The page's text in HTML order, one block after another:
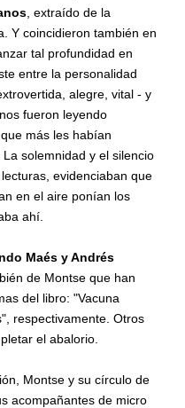
, extraído de la
Y coincidieron también en
tal profundidad en
entre la personalidad
alegre, vital - y
fueron leyendo
más les habían
solemnidad y el silencio
evidenciaban que
en el aire ponían los
ahí.
Maés y Andrés
de Montse que han
del libro: "Vacuna
respectivamente. Otros
el abalorio.
Montse y su círculo de
acompañantes de micro